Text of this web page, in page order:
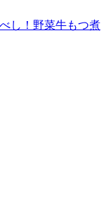
し！野菜牛もつ煮